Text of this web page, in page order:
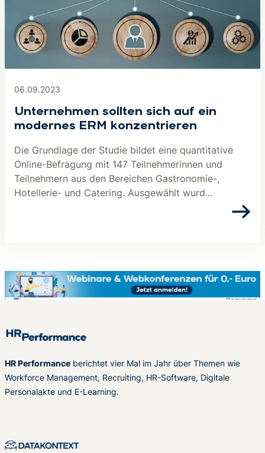
06.09.2023
Unternehmen sollten sich auf ein
modernes ERM konzentrieren
Die Grundlage der Studie bildet eine quantitative
Online-Befragung mit 147 Teilnehmerinnen und
Teilnehmern aus den Bereichen Gastronomie-,
Hotellerie- und Catering. Ausgewählt wurd...
HR Performance berichtet vier Mal im Jahr über Themen wie
Workforce Management, Recruiting, HR-Software, Digitale
Personalakte und E-Learning.